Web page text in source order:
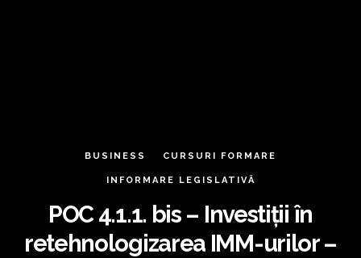
BUSINESS CURSURI FORMARE
INFORMARE LEGISLATIVĂ
POC 4.1.1. bis – Investiții în
retehnologizarea IMM-urilor –